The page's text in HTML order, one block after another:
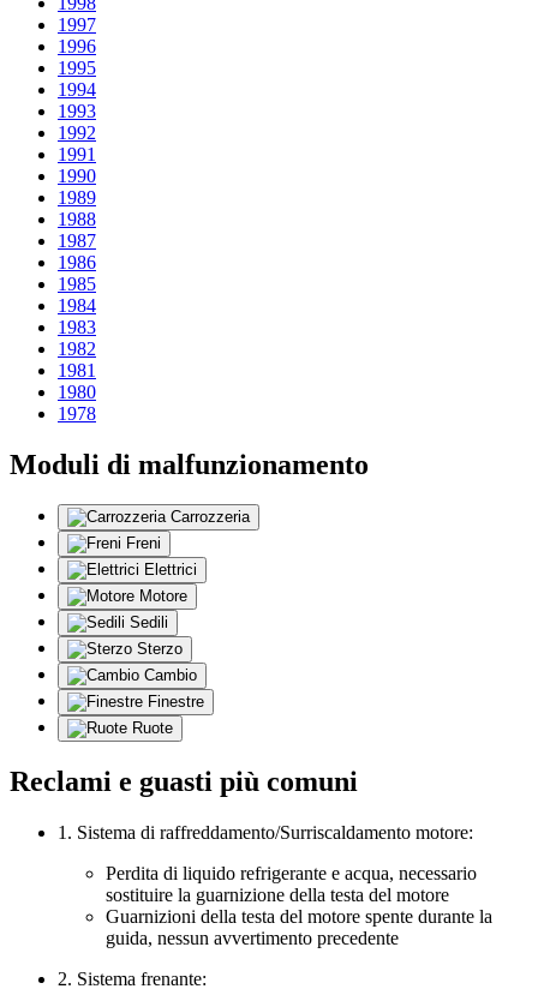
1997
1996
1995
1994
1993
1992
1991
1990
1989
1988
1987
1986
1985
1984
1983
1982
1981
1980
1978
Moduli di malfunzionamento
Carrozzeria
Freni
Elettrici
Motore
Sedili
Sterzo
Cambio
Finestre
Ruote
Reclami e guasti più comuni
1. Sistema di raffreddamento/Surriscaldamento motore:
Perdita di liquido refrigerante e acqua, necessario
sostituire la guarnizione della testa del motore
Guarnizioni della testa del motore spente durante la
guida, nessun avvertimento precedente
2. Sistema frenante: